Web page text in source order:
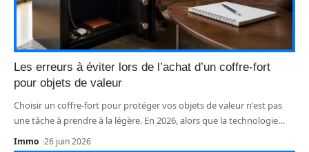
Les erreurs à éviter lors de l’achat d’un coffre-fort
pour objets de valeur
Choisir un coffre-fort pour protéger vos objets de valeur n'est pas
une tâche à prendre à la légère. En 2026, alors que la technologie…
Immo 26 juin 2026